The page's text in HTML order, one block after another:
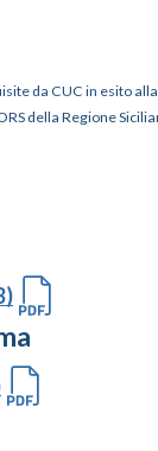
da CUC in esito
della Regione